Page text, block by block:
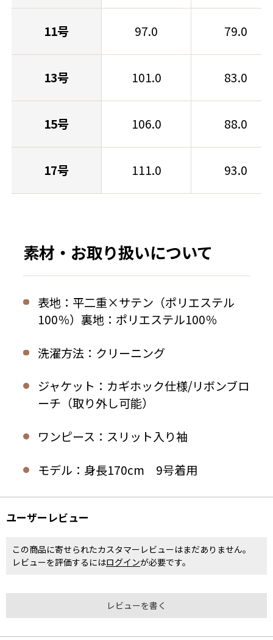
11号 97.0 79.0
13号 101.0 83.0
15号 106.0 88.0
17号 111.0 93.0
素材・お取り扱いについて
表地：平二重×サテン（ポリエステル
100％）裏地：ポリエステル100％
洗濯方法：クリーニング
ジャケット：カギホック仕様/リボンブロ
ーチ（取り外し可能）
ワンピース：スリット入り袖
モデル：身長170cm 9号着用
ユーザーレビュー
この商品に寄せられたカスタマーレビューはまだありません。
レビューを評価するにはログインが必要です。
レビューを書く